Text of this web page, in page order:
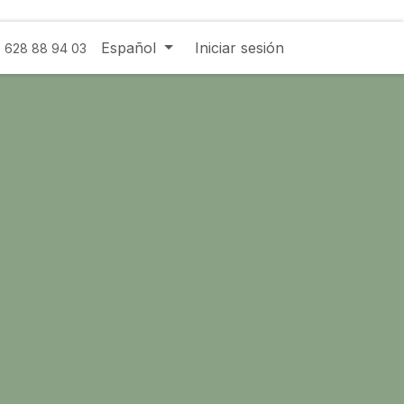
628 88 94 03 Español Iniciar sesión